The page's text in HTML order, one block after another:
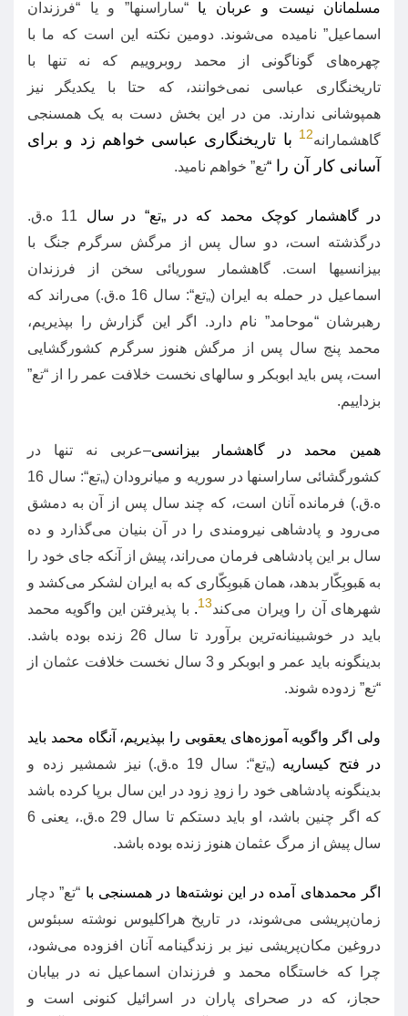
مسلمانان نیست و عربان یا“ساراسنها” و یا “فرزندان
اسماعیل” نامیده می‌شوند. دومین نکته این است که ما با
چهره‌های گوناگونی از محمد روبروییم که نه تنها با
تاریخنگاری عباسی نمی‌خوانند، که حتا با یکدیگر نیز
همپوشانی ندارند. من در این بخش دست به یک همسنجی
گاهشمارانه12 با تاریخنگاری عباسی خواهم زد و برای
آسانی کار آن را “تع” خواهم نامید.
در گاهشمار کوچک محمد که در „تع“ در سال 11 ه.ق.
درگذشته ‌است، دو سال پس از مرگش سرگرم جنگ با
بیزانسیها است.گاهشمار سوریائی سخن از فرزندان
اسماعیل در حمله به ایران („تع“: سال 16 ه.ق.) می‌راند که
رهبرشان“موحامد” نام دارد.
اگر این گزارش را بپذیریم،
محمد پنج سال پس از مرگش هنوز سرگرم کشورگشایی
است، پس باید ابوبکر و سالهای نخست خلافت عمر را از “تع”
بزداییم.
همین محمد در گاهشمار بیزانسی–عربی نه تنها در
کشورگشائی ساراسنها در سوریه و میانرودان(„تع“: سال 16
ه.ق.) فرمانده آنان است، که چند سال پس از آن به دمشق
می‌رود و پادشاهی نیرومندی را در آن بنیان می‌گذارد و ده
سال بر این پادشاهی فرمان می‌راند، پیش از آنکه جای خود را
به هَبوبِکّار بدهد، همان هَبوبِکّاری که به ایران لشکر می‌کشد و
شهرهای آن را ویران می‌کند13
. با پذیرفتن این واگویه محمد
باید در خوشبینانه‌ترین برآورد تا سال 26 زنده بوده باشد.
بدینگونه باید عمر و ابوبکر و3 سال نخست خلافت عثمان از
“تع” زدوده شوند.
ولی اگر واگویه آموزه‌های یعقوبی را بپذیریم، آنگاه محمد باید
در فتح کیساریه(„تع“: سال19 ه.ق.) نیز شمشیر زده و
بدینگونه پادشاهی خود را زودِ زود در این سال برپا کرده باشد
که اگر چنین باشد، او باید دستکم تا سال 29 ه.ق.، یعنی 6
سال پیش از مرگ عثمان هنوز زنده بوده باشد.
اگر محمدهای آمده در این نوشته‌ها در همسنجی با “تع” دچار
زمان‌پریشی‌ می‌شوند، در تاریخ هراکلیوس نوشته سبئوس
دروغین مکان‌پریشی نیز بر زندگینامه آنان افزوده می‌شود،
چرا که خاستگاه محمد و فرزندان اسماعیل نه در بیابان
حجاز، که در صحرای پاران در اسرائیل کنونی است و